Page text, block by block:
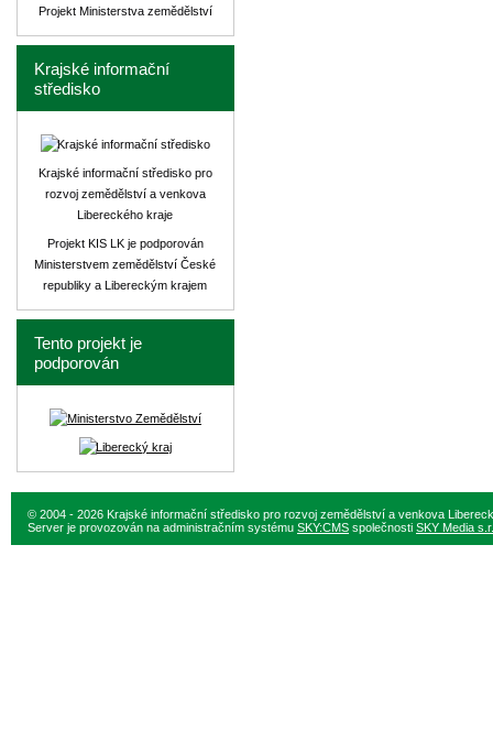
Projekt Ministerstva zemědělství
Krajské informační
středisko
Krajské informační středisko pro
rozvoj zemědělství a venkova
Libereckého kraje
Projekt KIS LK je podporován
Ministerstvem zemědělství České
republiky a Libereckým krajem
Tento projekt je
podporován
© 2004 - 2026 Krajské informační středisko pro rozvoj zemědělství a venkova
Server je provozován na administračním systému SKY:CMS společnosti SKY Media